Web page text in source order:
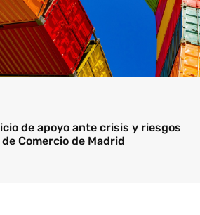
de apoyo ante crisis y riesgos
Comercio de Madrid